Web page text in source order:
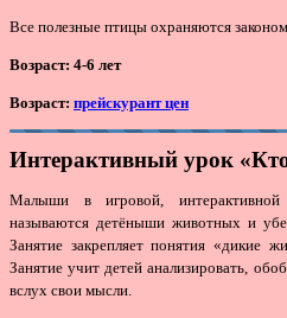
Все полезные птицы охраняются
Возраст: 4-6 лет
Возраст: прейскурант цен
Интерактивный урок
Малыши в игровой,
называются детёныши животных и
Занятие закрепляет понятия «дикие
Занятие учит детей анализировать,
вслух свои мысли.